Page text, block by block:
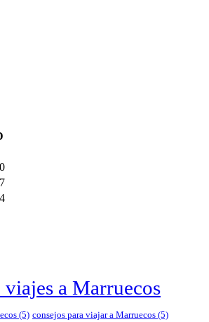
a Marruecos
(5) consejos para viajar a Marruecos (5)